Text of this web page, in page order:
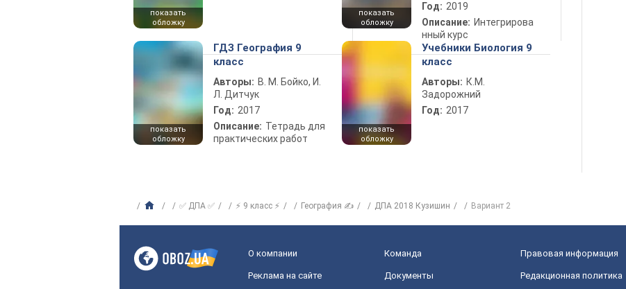
показать
обложку
показать
обложку
Год: 2019
Описание: Интегрирова
нный курс
показать
обложку
ГДЗ География 9
класс
Авторы: В. М. Бойко, И.
Л. Дитчук
Год: 2017
Описание: Тетрадь для
практических работ
показать
обложку
Учебники Биология 9
класс
Авторы: К.М.
Задорожний
Год: 2017
✅ ДПА ✅ ⚡ 9 класс ⚡ География ✍ ДПА 2018 Кузишин Вариант 2
О компании Команда Правовая информация
Реклама на сайте Документы Редакционная политика